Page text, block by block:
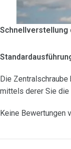
Schnellverstellung
Die
mittels derer Sie die
Keine Bewertungen